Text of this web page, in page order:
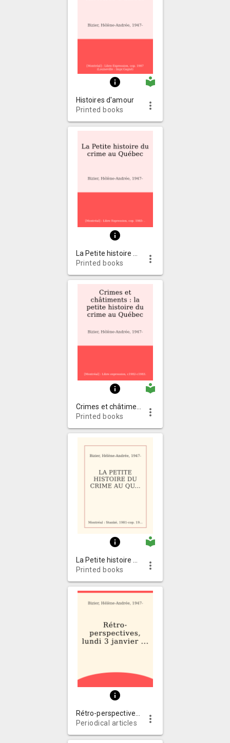
info local_library
Histoires d'amour
Printed books
more_vert
info
Printed books
more_vert
info local_library
Printed books
more_vert
info local_library
Printed books
more_vert
info
Periodical articles
more_vert